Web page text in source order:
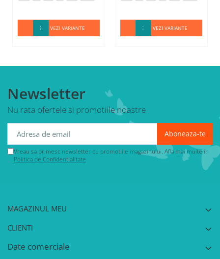
VEZI VARIANTE VEZI VARIANTE
Newsletter
Nu rata ofertele si promotiile noastre
Vreau sa primesc newsletter cu promotiile magazinului. Afla mai multe in
Politica de Confidentialitate
MAGAZINUL MEU
CLIENTI
Date comerciale